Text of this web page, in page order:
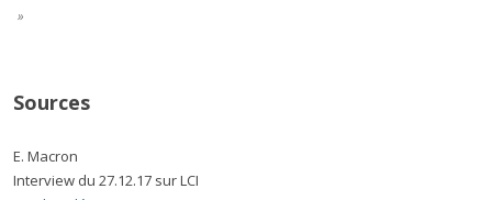
»
Sources
E. Macron
Interview du 27.12.17 sur LCI